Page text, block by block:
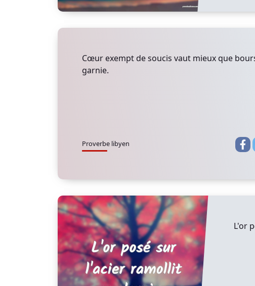
Cœur exempt de soucis vaut mieux que
garnie.
Proverbe libyen
L'or